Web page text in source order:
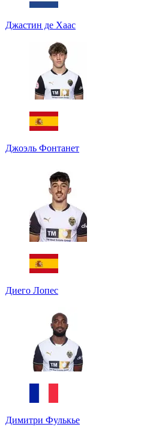
Джастин де Хаас
Джоэль Фонтанет
Диего Лопес
Димитри Фулькье